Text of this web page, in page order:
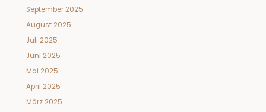
September 2025
August 2025
Juli 2025
Juni 2025
Mai 2025
April 2025
März 2025